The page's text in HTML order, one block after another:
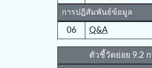
การปฎิสัมพันธ์ข้อมูล
06 Q&A
ตัวชี้วัดย่อย 9.2